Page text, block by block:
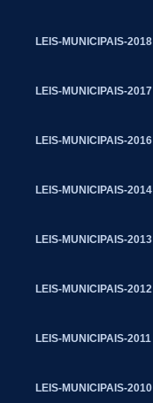
LEIS-MUNICIPAIS-2018
LEIS-MUNICIPAIS-2017
LEIS-MUNICIPAIS-2016
LEIS-MUNICIPAIS-2014
LEIS-MUNICIPAIS-2013
LEIS-MUNICIPAIS-2012
LEIS-MUNICIPAIS-2011
LEIS-MUNICIPAIS-2010